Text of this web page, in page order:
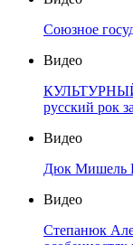
Союзное
Видео
русский рок
Видео
Дюк Мишель
Видео
Степанюк